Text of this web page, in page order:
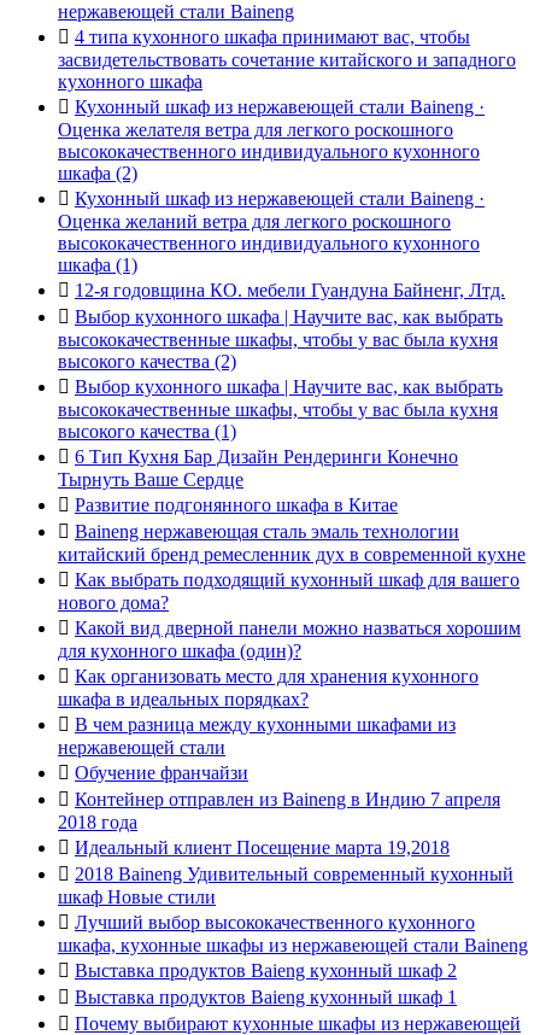
нержавеющей стали Baineng
 4 типа кухонного шкафа принимают вас, чтобы
засвидетельствовать сочетание китайского и западного
кухонного шкафа
 Кухонный шкаф из нержавеющей стали Baineng ·
Оценка желателя ветра для легкого роскошного
высококачественного индивидуального кухонного
шкафа (2)
 Кухонный шкаф из нержавеющей стали Baineng ·
Оценка желаний ветра для легкого роскошного
высококачественного индивидуального кухонного
шкафа (1)
 12-я годовщина КО. мебели Гуандуна Байненг, Лтд.
 Выбор кухонного шкафа | Научите вас, как выбрать
высококачественные шкафы, чтобы у вас была кухня
высокого качества (2)
 Выбор кухонного шкафа | Научите вас, как выбрать
высококачественные шкафы, чтобы у вас была кухня
высокого качества (1)
 6 Тип Кухня Бар Дизайн Рендеринги Конечно
Тырнуть Ваше Сердце
 Развитие подгонянного шкафа в Китае
 Baineng нержавеющая сталь эмаль технологии
китайский бренд ремесленник дух в современной кухне
 Как выбрать подходящий кухонный шкаф для вашего
нового дома?
 Какой вид дверной панели можно назваться хорошим
для кухонного шкафа (один)?
 Как организовать место для хранения кухонного
шкафа в идеальных порядках?
 В чем разница между кухонными шкафами из
нержавеющей стали
 Обучение франчайзи
 Контейнер отправлен из Baineng в Индию 7 апреля
2018 года
 Идеальный клиент Посещение марта 19,2018
 2018 Baineng Удивительный современный кухонный
шкаф Новые стили
 Лучший выбор высококачественного кухонного
шкафа, кухонные шкафы из нержавеющей стали Baineng
 Выставка продуктов Baieng кухонный шкаф 2
 Выставка продуктов Baieng кухонный шкаф 1
 Почему выбирают кухонные шкафы из нержавеющей